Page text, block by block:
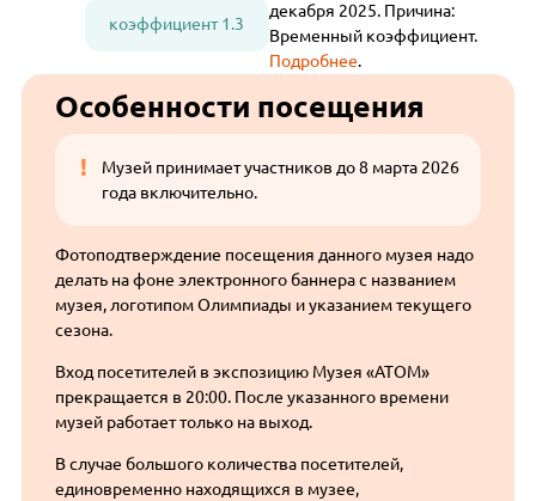
коэффициент 1.3
декабря 2025. Причина:
Временный коэффициент.
Подробнее.
Особенности посещения
Музей принимает участников до 8 марта 2026
года включительно.
Фотоподтверждение посещения данного музея надо
делать на фоне электронного баннера с названием
музея, логотипом Олимпиады и указанием текущего
сезона.
Вход посетителей в экспозицию Музея «АТОМ»
прекращается в 20:00. После указанного времени
музей работает только на выход.
В случае большого количества посетителей,
единовременно находящихся в музее,